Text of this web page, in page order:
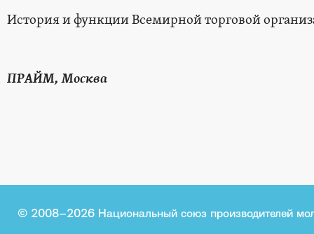
История и функции Всемирной торговой
ПРАЙМ, Москва
© 2008–2026 Национальный союз производителей